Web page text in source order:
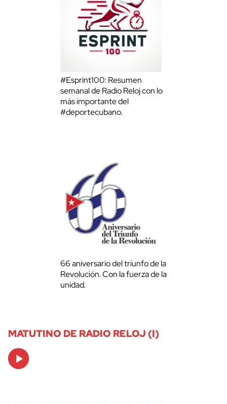
#Esprint100: Resumen
semanal de Radio Reloj con lo
más importante del
#deportecubano.
66 aniversario del triunfo de la
Revolución. Con la fuerza de la
unidad.
MATUTINO DE RADIO RELOJ (I)
Audio
Player